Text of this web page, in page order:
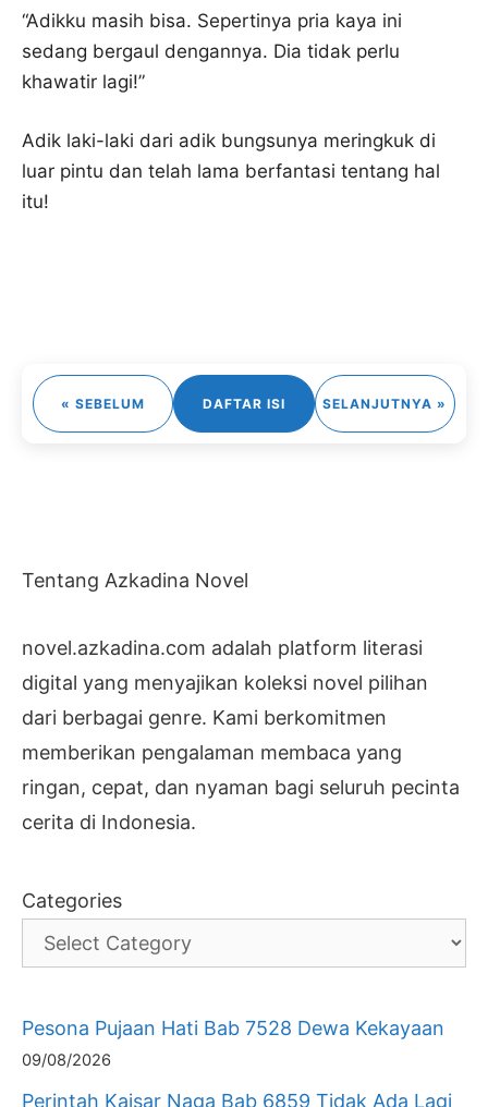
“Adikku masih bisa. Sepertinya pria kaya ini
sedang bergaul dengannya. Dia tidak perlu
khawatir lagi!”
Adik laki-laki dari adik bungsunya meringkuk di
luar pintu dan telah lama berfantasi tentang hal
itu!
« SEBELUM DAFTAR ISI SELANJUTNYA »
Tentang Azkadina Novel
novel.azkadina.com adalah platform literasi
digital yang menyajikan koleksi novel pilihan
dari berbagai genre. Kami berkomitmen
memberikan pengalaman membaca yang
ringan, cepat, dan nyaman bagi seluruh pecinta
cerita di Indonesia.
Categories
Pesona Pujaan Hati Bab 7528 Dewa Kekayaan
09/08/2026
Perintah Kaisar Naga Bab 6859 Tidak Ada Lagi